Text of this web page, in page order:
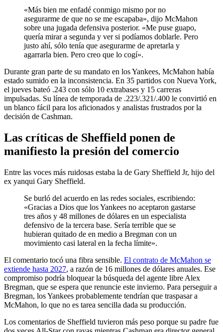
«Más bien me enfadé conmigo mismo por no
asegurarme de que no se me escapaba», dijo McMahon
sobre una jugada defensiva posterior. «Me puse guapo,
quería mirar a segunda y ver si podíamos doblarle. Pero
justo ahí, sólo tenía que asegurarme de apretarla y
agarrarla bien. Pero creo que lo cogí».
Durante gran parte de su mandato en los Yankees, McMahon había
estado sumido en la inconsistencia. En 35 partidos con Nueva York,
el jueves bateó .243 con sólo 10 extrabases y 15 carreras
impulsadas. Su línea de temporada de .223/.321/.400 le convirtió en
un blanco fácil para los aficionados y analistas frustrados por la
decisión de Cashman.
Las críticas de Sheffield ponen de
manifiesto la presión del comercio
Entre las voces más ruidosas estaba la de Gary Sheffield Jr, hijo del
ex yanqui Gary Sheffield.
Se burló del acuerdo en las redes sociales, escribiendo:
«Gracias a Dios que los Yankees no aceptaron gastarse
tres años y 48 millones de dólares en un especialista
defensivo de la tercera base. Sería terrible que se
hubieran quitado de en medio a Bregman con un
movimiento casi lateral en la fecha límite».
El comentario tocó una fibra sensible. El contrato de McMahon se
extiende hasta 2027, a razón de 16 millones de dólares anuales. Ese
compromiso podría bloquear la búsqueda del agente libre Alex
Bregman, que se espera que renuncie este invierno. Para perseguir a
Bregman, los Yankees probablemente tendrían que traspasar a
McMahon, lo que no es tarea sencilla dada su producción.
Los comentarios de Sheffield tuvieron más peso porque su padre fue